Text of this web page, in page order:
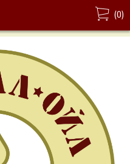
(0)